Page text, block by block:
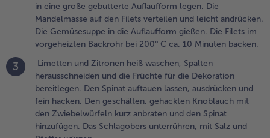
Den
auftauen
und
hacken.
geschälten,
mit
in eine große gebutterte Auflaufform legen. Die
Mandelmasse auf den Filets verteilen und leicht andrücken.
Die Gemüsesuppe in die Auflaufform gießen. Die Filets im
vorgeheizten Backrohr bei 200° C ca. 10 Minuten backen.
3
Limetten und Zitronen heiß waschen, Spalten
herausschneiden und die Früchte für die Dekoration
bereitlegen. Den Spinat auftauen lassen, ausdrücken und
fein hacken. Den geschälten, gehackten Knoblauch mit
den Zwiebelwürfeln kurz anbraten und den Spinat
hinzufügen. Das Schlagobers unterrühren, mit Salz und